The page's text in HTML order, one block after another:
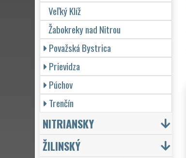
Veľký Klíž
Žabokreky nad Nitrou
Považská Bystrica
Prievidza
Púchov
Trenčín
NITRIANSKY
ŽILINSKÝ